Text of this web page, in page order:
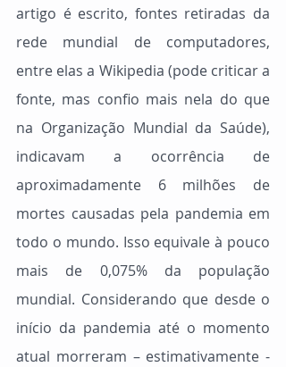
artigo é escrito, fontes retiradas da
rede mundial de computadores,
entre elas a Wikipedia (pode criticar a
fonte, mas confio mais nela do que
na Organização Mundial da Saúde),
indicavam a ocorrência de
aproximadamente 6 milhões de
mortes causadas pela pandemia em
todo o mundo. Isso equivale à pouco
mais de 0,075% da população
mundial. Considerando que desde o
início da pandemia até o momento
atual morreram – estimativamente -